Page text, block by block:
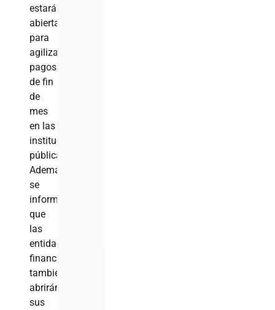
estarán
abiertas
para
agilizar
pagos
de fin
de
mes
en las
instituciones
públicas.
Además
se
informó
que
las
entidades
financieras
también
abrirán
sus